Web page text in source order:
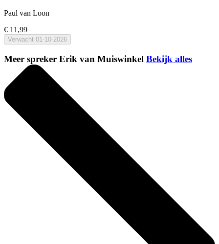
Paul van Loon
€ 11,99
Verwacht 01-10-2026
Meer spreker Erik van Muiswinkel Bekijk alles